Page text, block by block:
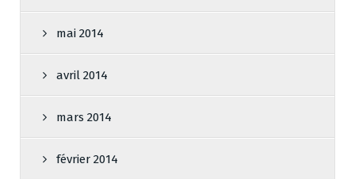
mai 2014
avril 2014
mars 2014
février 2014